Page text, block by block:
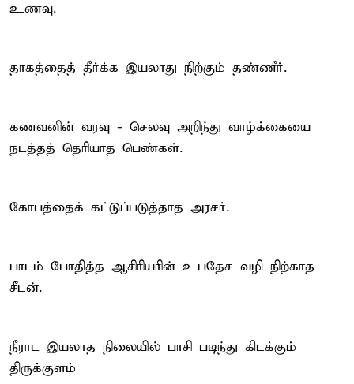
உணவு.
தாகத்தைத் தீர்க்க இயலாது நிற்கும் தண்ணீர்.
கணவனின் வரவு - செலவு அறிந்து வாழ்க்கையை
நடத்தத் தெரியாத பெண்கள்.
கோபத்தைக் கட்டுப்படுத்தாத அரசர்.
பாடம் போதித்த ஆசிரியரின் உபதேச வழி நிற்காத
சீடன்.
நீராட இயலாத நிலையில் பாசி படிந்து கிடக்கும்
திருக்குளம்